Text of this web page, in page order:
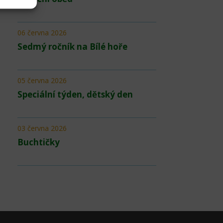
Sedmý ročník na Bílé hoře
06 června 2026
Speciální týden, dětský den
05 června 2026
Buchtičky
03 června 2026